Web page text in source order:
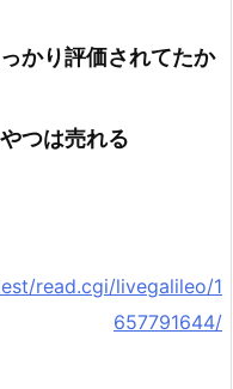
かり評価されてたか
つは売れる
read.cgi/livegalileo/1
657791644/